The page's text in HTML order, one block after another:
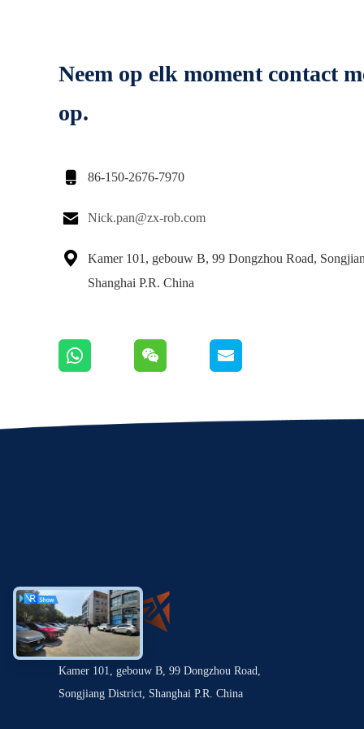
Neem op elk moment contact
op.
 86-150-2676-7970
 Nick.pan@zx-rob.com

Kamer 101, gebouw B, 99 Dongzhou Road,
Shanghai P.R. China
Kamer 101, gebouw B, 99 Dongzhou Road,
Songjiang District, Shanghai P.R. China